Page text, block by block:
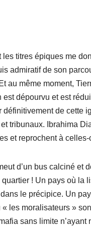
les titres épiques me
admiratif de son
au même moment,
dépourvu et est
définitivement de cette
tribunaux. Ibrahima
et reprochent à
d’un bus calciné et
! Un pays où la
le précipice. Un
les moralisateurs »
sans limite n’ayant